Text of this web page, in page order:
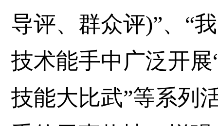
导评、群众评)”、“
技术能手中广泛开
技能大比武”等系列